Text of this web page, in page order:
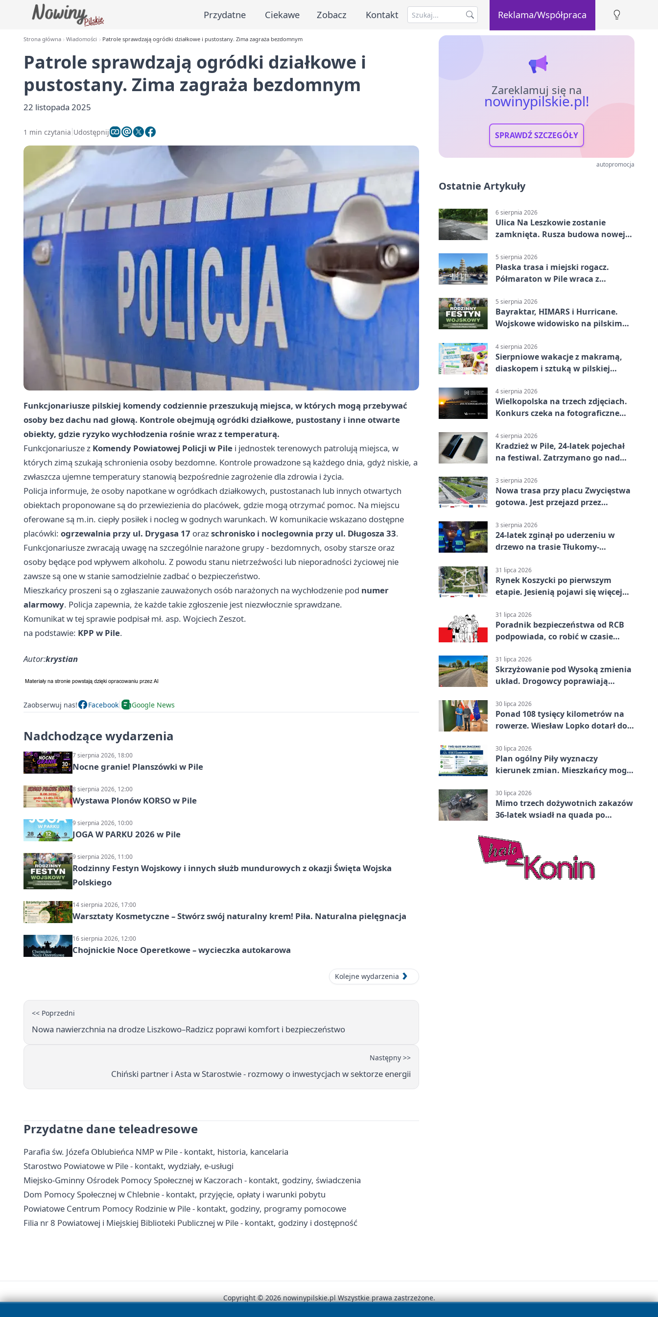
Przydatne Ciekawe Zobacz Kontakt Reklama/Współpraca
Strona główna Wiadomości Patrole sprawdzają ogródki działkowe i pustostany. Zima zagraża bezdomnym
Patrole sprawdzają ogródki działkowe i
pustostany. Zima zagraża bezdomnym
22 listopada 2025
1 min czytania Udostępnij
Funkcjonariusze pilskiej komendy codziennie przeszukują miejsca, w których mogą przebywać
osoby bez dachu nad głową. Kontrole obejmują ogródki działkowe, pustostany i inne otwarte
obiekty, gdzie ryzyko wychłodzenia rośnie wraz z temperaturą.
Funkcjonariusze z Komendy Powiatowej Policji w Pile i jednostek terenowych patrolują miejsca, w
których zimą szukają schronienia osoby bezdomne. Kontrole prowadzone są każdego dnia, gdyż niskie, a
zwłaszcza ujemne temperatury stanowią bezpośrednie zagrożenie dla zdrowia i życia.
Policja informuje, że osoby napotkane w ogródkach działkowych, pustostanach lub innych otwartych
obiektach proponowane są do przewiezienia do placówek, gdzie mogą otrzymać pomoc. Na miejscu
oferowane są m.in. ciepły posiłek i nocleg w godnych warunkach. W komunikacie wskazano dostępne
placówki: ogrzewalnia przy ul. Drygasa 17 orazschronisko i noclegownia przy ul. Długosza 33.
Funkcjonariusze zwracają uwagę na szczególnie narażone grupy - bezdomnych, osoby starsze oraz
osoby będące pod wpływem alkoholu. Z powodu stanu nietrzeźwości lub nieporadności życiowej nie
zawsze są one w stanie samodzielnie zadbać o bezpieczeństwo.
Mieszkańcy proszeni są o zgłaszanie zauważonych osób narażonych na wychłodzenie pod numer
alarmowy. Policja zapewnia, że każde takie zgłoszenie jest niezwłocznie sprawdzane.
Komunikat w tej sprawie podpisał mł. asp. Wojciech Zeszot.
na podstawie: KPP w Pile.
Autor:krystian
Zaobserwuj nas! Facebook Google News
Nadchodzące wydarzenia
7 sierpnia 2026, 18:00
Nocne granie! Planszówki w Pile
8 sierpnia 2026, 12:00
Wystawa Plonów KORSO w Pile
9 sierpnia 2026, 10:00
JOGA W PARKU 2026 w Pile
9 sierpnia 2026, 11:00
Rodzinny Festyn Wojskowy i innych służb mundurowych z okazji Święta Wojska
Polskiego
14 sierpnia 2026, 17:00
Warsztaty Kosmetyczne – Stwórz swój naturalny krem! Piła. Naturalna pielęgnacja
16 sierpnia 2026, 12:00
Chojnickie Noce Operetkowe – wycieczka autokarowa
Kolejne wydarzenia
<< Poprzedni
Nowa nawierzchnia na drodze Liszkowo–Radzicz poprawi komfort i bezpieczeństwo
Następny >>
Chiński partner i Asta w Starostwie - rozmowy o inwestycjach w sektorze energii
Przydatne dane teleadresowe
Parafia św. Józefa Oblubieńca NMP w Pile - kontakt, historia, kancelaria
Starostwo Powiatowe w Pile - kontakt, wydziały, e-usługi
Miejsko-Gminny Ośrodek Pomocy Społecznej w Kaczorach - kontakt, godziny, świadczenia
Dom Pomocy Społecznej w Chlebnie - kontakt, przyjęcie, opłaty i warunki pobytu
Powiatowe Centrum Pomocy Rodzinie w Pile - kontakt, godziny, programy pomocowe
Filia nr 8 Powiatowej i Miejskiej Biblioteki Publicznej w Pile - kontakt, godziny i dostępność
Zareklamuj się na
nowinypilskie.pl!
SPRAWDŹ SZCZEGÓŁY
autopromocja
Ostatnie Artykuły
6 sierpnia 2026
Ulica Na Leszkowie zostanie
zamknięta. Rusza budowa nowej
5 sierpnia 2026
Płaska trasa i miejski rogacz.
Półmaraton w Pile wraca z
5 sierpnia 2026
Bayraktar, HIMARS i Hurricane.
Wojskowe widowisko na pilskim
4 sierpnia 2026
Sierpniowe wakacje z makramą,
diaskopem i sztuką w pilskiej
4 sierpnia 2026
Wielkopolska na trzech zdjęciach.
Konkurs czeka na fotograficzne
4 sierpnia 2026
Kradzież w Pile, 24-latek pojechał
na festiwal. Zatrzymano go nad
3 sierpnia 2026
Nowa trasa przy placu Zwycięstwa
gotowa. Jest przejazd przez
3 sierpnia 2026
24-latek zginął po uderzeniu w
drzewo na trasie Tłukomy-
31 lipca 2026
Rynek Koszycki po pierwszym
etapie. Jesienią pojawi się więcej
31 lipca 2026
Poradnik bezpieczeństwa od RCB
podpowiada, co robić w czasie
31 lipca 2026
Skrzyżowanie pod Wysoką zmienia
układ. Drogowcy poprawiają
30 lipca 2026
Ponad 108 tysięcy kilometrów na
rowerze. Wiesław Lopko dotarł do
30 lipca 2026
Plan ogólny Piły wyznaczy
kierunek zmian. Mieszkańcy mogą
30 lipca 2026
Mimo trzech dożywotnich zakazów
36-latek wsiadł na quada po
Copyright © 2026 nowinypilskie.pl Wszystkie prawa zastrzeżone.